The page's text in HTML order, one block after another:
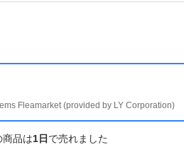
Fleamarket (provided by LY Corporation)
商品は1日 で売れました